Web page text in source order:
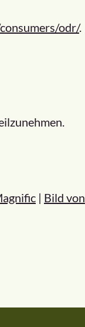
odr/.
| Bild von